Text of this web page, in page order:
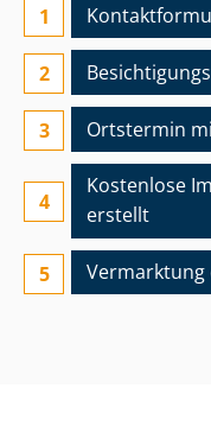
Ortstermin
Kostenlose
erstellt
Vermarktung